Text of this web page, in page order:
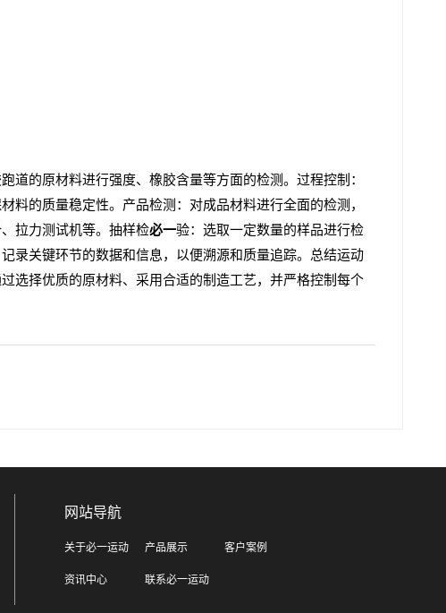
道的原材料进行强度、橡胶含量等方面的检测。过程控制：
料的质量稳定性。产品检测：对成品材料进行全面的检测，
拉力测试机等。抽样检必一验：选取一定数量的样品进行检
录关键环节的数据和信息，以便溯源和质量追踪。总结运动
选择优质的原材料、采用合适的制造工艺，并严格控制每个
网站导航
关于必一运动 产品展示 客户案例
资讯中心 联系必一运动